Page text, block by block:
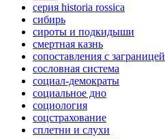
серия historia rossica
сибирь
сироты и подкидыши
смертная казнь
сопоставления с заграницей
сословная система
социал-демократы
социальное дно
социология
соцстрахование
сплетни и слухи